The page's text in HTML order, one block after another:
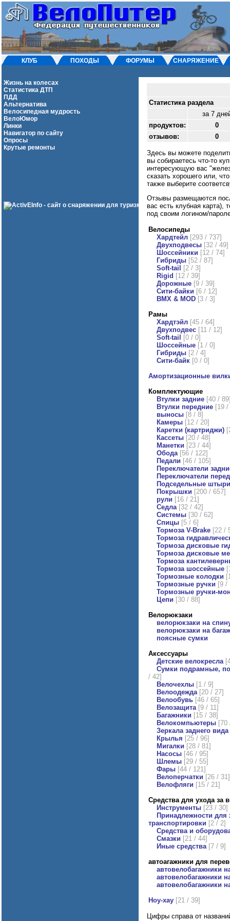
КЛУБ ПОХОДЫ ФОРУМЫ СНАРЯЖЕНИЕ
Жизнь на колесах
Статистика ДТП
ПДД
Альтернатива
Велосипедная мудрость
ВелоЮмор
Линки
Навигатор по сайту
Опросы
Крутые ремонты
Статистика раздела
за 7
продуктов:
0
отзывов:
0
Здесь вы можете
вы собираетесь что-то
интересующую вас
сказать хорошего или,
также выберите
Отзывы размещаются
вас есть клубная
под своим логином/
Велосипеды
Хардтейл[293 / 737]
Двухподвесы[32 / 49]
Шоссейники [12 / 74]
Гибриды[52 / 87]
Soft-tail
[2 / 3]
Rigid [12 / 39]
Дорожные[9 / 39]
Сити-байки [6 / 12]
BMX & MOD[3 / 3]
Рамы
Хардтэйл[45 / 64]
Двухподвес[11 / 12]
Soft-tail
[0 / 0]
Шоссейные[1 / 0]
Гибриды[2 / 4]
Сити-байк[0 / 0]
Амортизационные
Комплектующие
Втулки задние[40 /
Втулки передние[19 /
выносы[8 / 8]
Камеры[12 / 20]
Каретки (картриджи)
Кассеты[20 / 48]
Манетки [23 / 44]
Обода[56 / 122]
Педали [46 / 105]
Переключатели
Переключатели
Подседельные штыри
Покрышки [200 / 657]
рули [16 / 21]
Седла[32 / 42]
Системы[30 / 62]
Спицы[5 / 6]
Тормоза V-Brake[22 /
Тормоза
Тормоза дисковые
Тормоза дисковые
Тормоза
Тормоза шоссейные
Тормозные колодки
Тормозные ручки [9 /
Тормозные ручки-
Цепи [30 / 88]
Велорюкзаки
велорюкзаки на
велорюкзаки на
поясные сумки
Аксессуары
Детские велокресла
Сумки подрамные,
/ 42]
Велочехлы[1 / 9]
Велоодежда[20 / 27]
Велообувь[46 / 65]
Велозащита[9 / 11]
Багажники [15 / 38]
Велокомпьютеры[70
Зеркала заднего вида
Крылья [25 / 96]
Мигалки [28 / 81]
Насосы[46 / 95]
Шлемы[29 / 55]
Фары[44 / 121]
Велоперчатки [26 / 31]
Велофляги [15 / 21]
Средства для ухода за
Инструменты[23 / 30]
Принадлежности для
транспортировки [2 / 2]
Средства и
Смазки [21 / 44]
Иные средства[7 / 9]
автоагажники для
автовелобагажники
автовелобагажники
автовелобагажники
Ноу-хау[21 / 39]
Цифры справа от